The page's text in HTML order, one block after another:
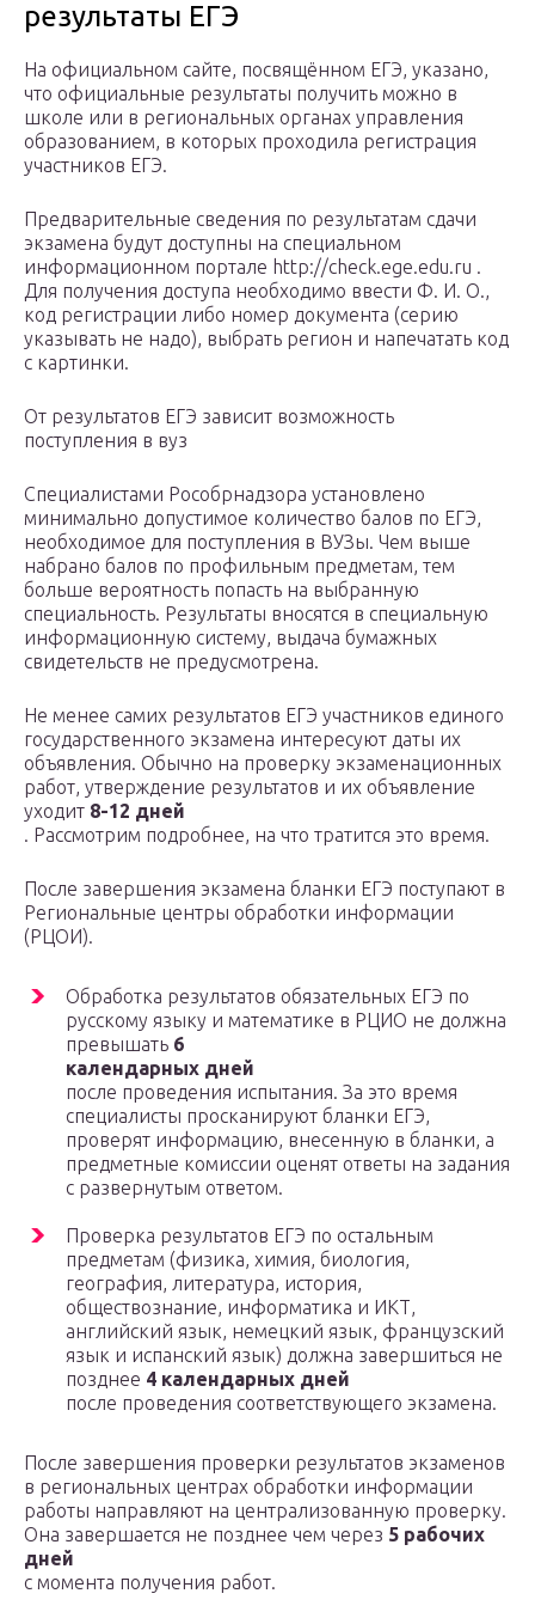
результаты ЕГЭ
На официальном сайте, посвящённом ЕГЭ, указано,
что официальные результаты получить можно в
школе или в региональных органах управления
образованием, в которых проходила регистрация
участников ЕГЭ.
Предварительные сведения по результатам сдачи
экзамена будут доступны на специальном
информационном портале http://check.ege.edu.ru .
Для получения доступа необходимо ввести Ф. И. О.,
код регистрации либо номер документа (серию
указывать не надо), выбрать регион и напечатать код
с картинки.
От результатов ЕГЭ зависит возможность
поступления в вуз
Специалистами Рособрнадзора установлено
минимально допустимое количество балов по ЕГЭ,
необходимое для поступления в ВУЗы. Чем выше
набрано балов по профильным предметам, тем
больше вероятность попасть на выбранную
специальность. Результаты вносятся в специальную
информационную систему, выдача бумажных
свидетельств не предусмотрена.
Не менее самих результатов ЕГЭ участников единого
государственного экзамена интересуют даты их
объявления. Обычно на проверку экзаменационных
работ, утверждение результатов и их объявление
уходит 8-12 дней
. Рассмотрим подробнее, на что тратится это время.
После завершения экзамена бланки ЕГЭ поступают в
Региональные центры обработки информации
(РЦОИ).
Обработка результатов обязательных ЕГЭ по
русскому языку и математике в РЦИО не должна
превышать 6
календарных дней
после проведения испытания. За это время
специалисты просканируют бланки ЕГЭ,
проверят информацию, внесенную в бланки, а
предметные комиссии оценят ответы на задания
с развернутым ответом.
Проверка результатов ЕГЭ по остальным
предметам (физика, химия, биология,
география, литература, история,
обществознание, информатика и ИКТ,
английский язык, немецкий язык, французский
язык и испанский язык) должна завершиться не
позднее 4 календарных дней
после проведения соответствующего экзамена.
После завершения проверки результатов экзаменов
в региональных центрах обработки информации
работы направляют на централизованную проверку.
Она завершается не позднее чем через 5 рабочих
дней
с момента получения работ.